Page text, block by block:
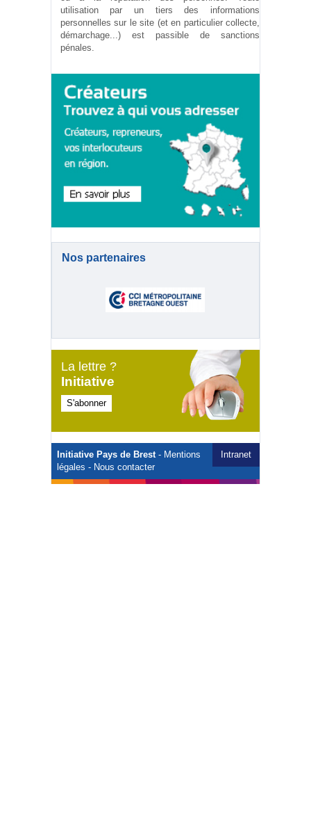
utilisation par un tiers des informations
personnelles sur le site (et en particulier collecte,
démarchage...) est passible de sanctions
pénales.
Nos partenaires
La lettre ?
Initiative
S'abonner
Intranet
Initiative Pays de Brest - Mentions
légales - Nous contacter